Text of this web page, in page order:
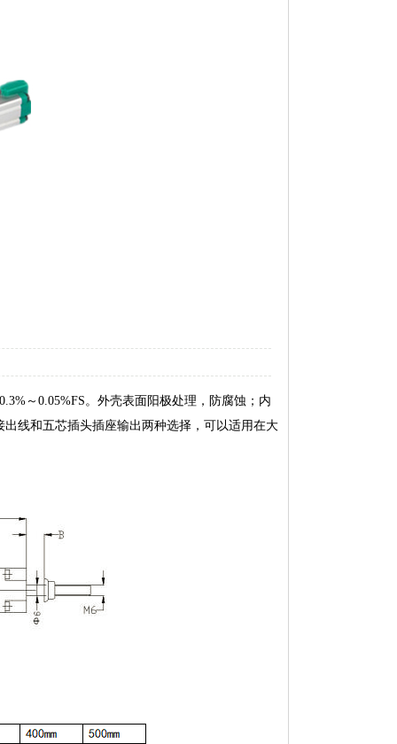
～0.05%FS。外壳表面阳极处理，防腐蚀；内
线和五芯插头插座输出两种选择，可以适用在大